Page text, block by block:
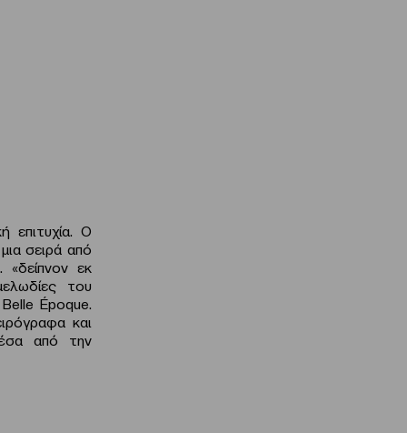
επιτυχία. Ο
σειρά από
«δείπνον εκ
του
Époque.
και
από την